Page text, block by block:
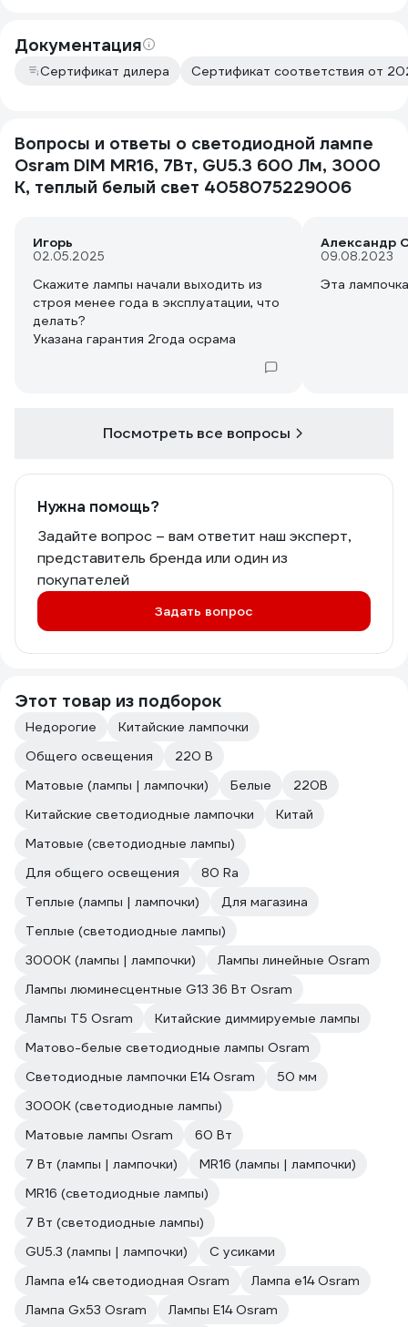
Документация
Сертификат дилера Сертификат соответствия от
Вопросы и ответы о светодиодной лампе
Osram DIM MR16, 7Вт, GU5.3 600 Лм, 3000
К, теплый белый свет 4058075229006
Игорь
02.05.2025
Скажите лампы начали выходить из
строя менее года в эксплуатации, что
делать?
Указана гарантия 2года осрама
Александр
09.08.2023
Эта
Посмотреть все вопросы
Нужна помощь?
Задайте вопрос – вам ответит наш эксперт,
представитель бренда или один из
покупателей
Задать вопрос
Этот товар из подборок
Недорогие
Китайские лампочки
Общего освещения
220 В
Матовые (лампы | лампочки)
Белые
220В
Китайские светодиодные лампочки
Китай
Матовые (светодиодные лампы)
Для общего освещения
80 Ra
Теплые (лампы | лампочки)
Для магазина
Теплые (светодиодные лампы)
3000К (лампы | лампочки)
Лампы линейные Osram
Лампы люминесцентные G13 36 Вт Osram
Лампы T5 Osram
Китайские диммируемые лампы
Матово-белые светодиодные лампы Osram
Светодиодные лампочки E14 Osram
50 мм
3000К (светодиодные лампы)
Матовые лампы Osram
60 Вт
7 Вт (лампы | лампочки)
MR16 (лампы | лампочки)
MR16 (светодиодные лампы)
7 Вт (светодиодные лампы)
GU5.3 (лампы | лампочки)
С усиками
Лампа е14 светодиодная Osram
Лампа е14 Osram
Лампа Gx53 Osram
Лампы E14 Osram